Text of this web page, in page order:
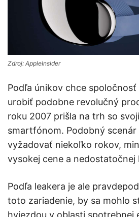
Zdroj: AppleInsider
Podľa únikov chce spoločnosť
urobiť podobne revolučný
roku 2007 prišla na trh so
smartfónom. Podobný scenár
vyžadovať niekoľko rokov,
vysokej cene a nedostatočnej
Podľa leakera je ale
toto zariadenie, by sa mohlo